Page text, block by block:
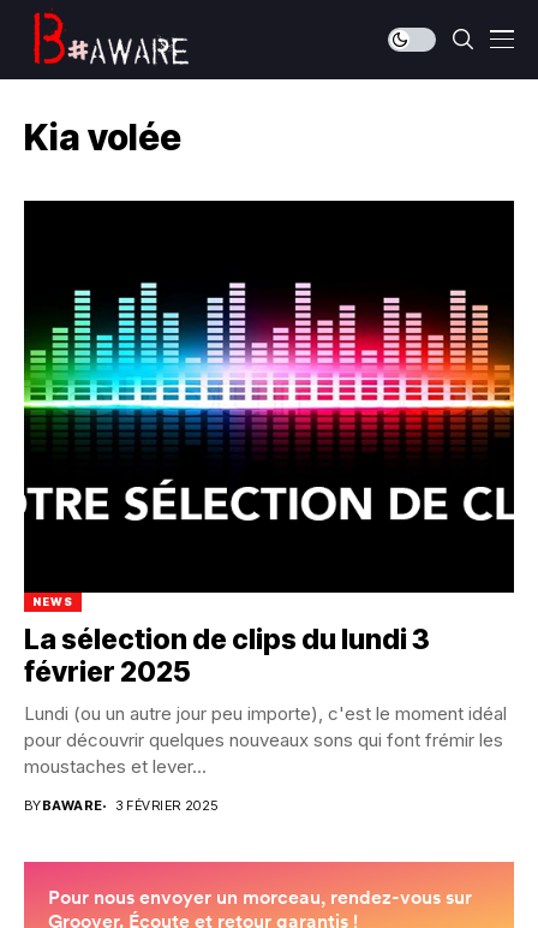
Kia volée
NEWS
La sélection de clips du lundi 3
février 2025
Lundi (ou un autre jour peu importe), c'est le moment idéal
pour découvrir quelques nouveaux sons qui font frémir les
moustaches et lever...
BYBAWARE 3 FÉVRIER 2025